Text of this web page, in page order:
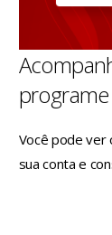
programe
Você pode ver
sua conta e